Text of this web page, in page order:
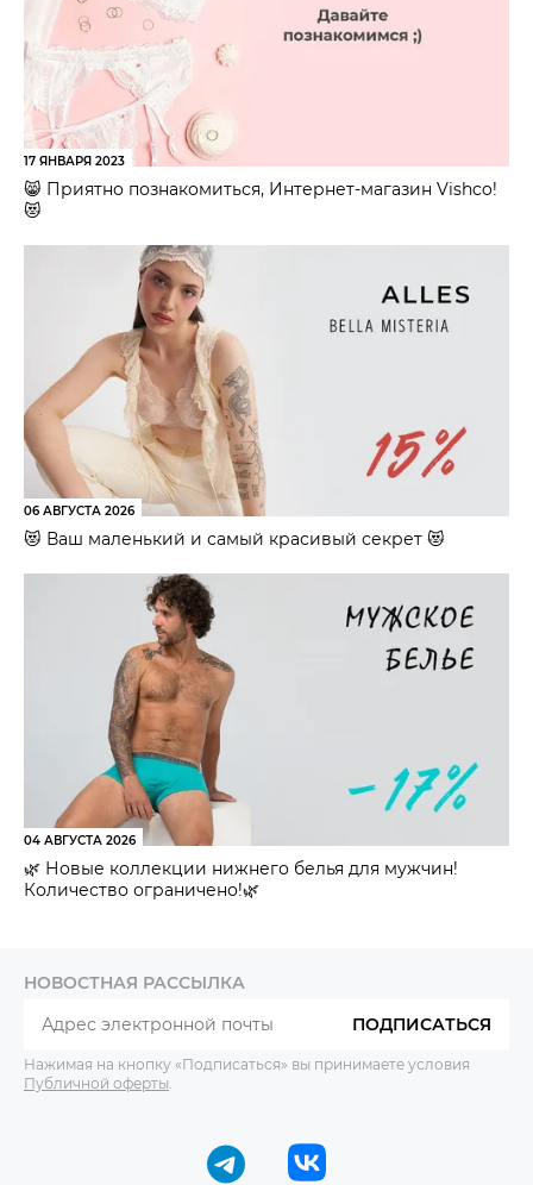
17 ЯНВАРЯ 2023
😸 Приятно познакомиться, Интернет-магазин Vishco!
😻
06 АВГУСТА 2026
😻 Ваш маленький и самый красивый секрет 😻
04 АВГУСТА 2026
🌿 Новые коллекции нижнего белья для мужчин!
Количество ограничено!🌿
НОВОСТНАЯ РАССЫЛКА
ПОДПИСАТЬСЯ
Нажимая на кнопку «Подписаться» вы принимаете условия
Публичной оферты